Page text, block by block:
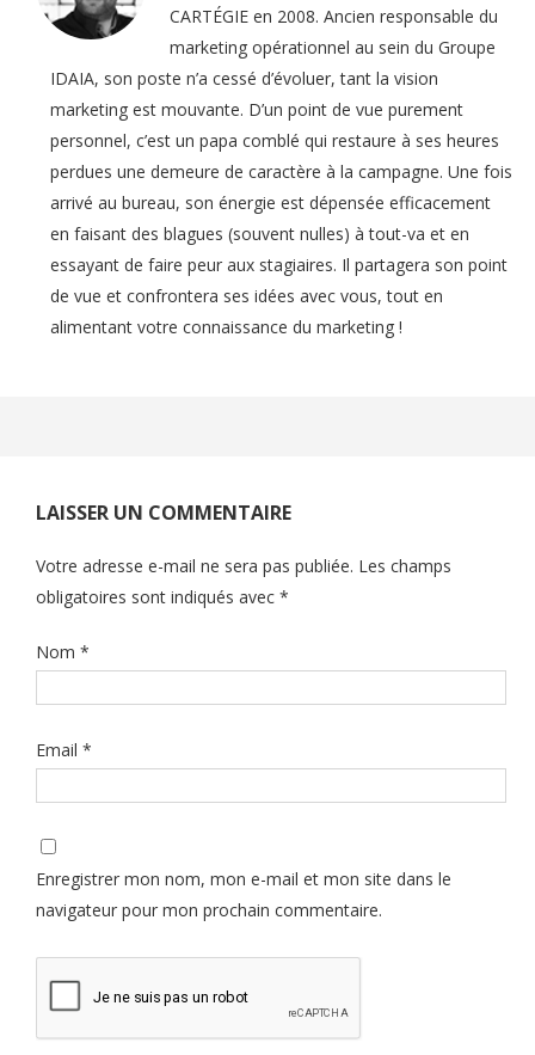
CARTÉGIE en 2008. Ancien responsable du
marketing opérationnel au sein du Groupe
IDAIA, son poste n’a cessé d’évoluer, tant la vision
marketing est mouvante. D’un point de vue purement
personnel, c’est un papa comblé qui restaure à ses heures
perdues une demeure de caractère à la campagne. Une fois
arrivé au bureau, son énergie est dépensée efficacement
en faisant des blagues (souvent nulles) à tout-va et en
essayant de faire peur aux stagiaires. Il partagera son point
de vue et confrontera ses idées avec vous, tout en
alimentant votre connaissance du marketing !
LAISSER UN COMMENTAIRE
Votre adresse e-mail ne sera pas publiée. Les champs
obligatoires sont indiqués avec *
Nom *
Email *
Enregistrer mon nom, mon e-mail et mon site dans le
navigateur pour mon prochain commentaire.